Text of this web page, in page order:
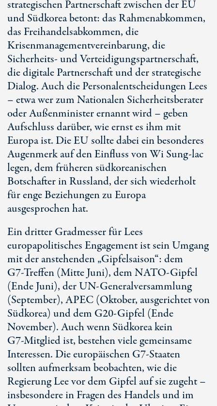
strategischen Partnerschaft zwischen der EU
und Südkorea betont: das Rahmenabkommen,
das Freihandelsabkommen, die
Krisenmanagementvereinbarung, die
Sicherheits- und Verteidigungspartnerschaft,
die digitale Partnerschaft und der strategische
Dialog. Auch die Personalentscheidungen Lees
– etwa wer zum Nationalen Sicherheitsberater
oder Außenminister ernannt wird – geben
Aufschluss darüber, wie ernst es ihm mit
Europa ist. Die EU sollte dabei ein besonderes
Augenmerk auf den Einfluss vonWi Sung-lac
legen, dem früheren südkoreanischen
Botschafter in Russland, der sich wiederholt
für enge Beziehungen zu Europa
ausgesprochen hat.
Ein dritter Gradmesser für Lees
europapolitisches Engagement ist sein Umgang
mit der anstehenden „Gipfelsaison“: dem
G7-Treffen(Mitte Juni), demNATO-Gipfel
(Ende Juni), derUN-Generalversammlung
(September), APEC (Oktober, ausgerichtet von
Südkorea) und dem G20-Gipfel(Ende
November). Auch wenn Südkorea kein
G7-Mitgliedist, bestehen viele gemeinsame
Interessen. Die europäischenG7-Staaten
sollten aufmerksam beobachten, wie die
Regierung Lee vor dem Gipfel auf sie zugeht –
insbesondere in Fragen des Handels und im